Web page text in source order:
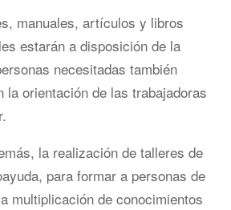
manuales, artículos y libros
estarán a disposición de la
necesitadas también
la orientación de las trabajadoras
la realización de talleres de
para formar a personas de
multiplicación de conocimientos